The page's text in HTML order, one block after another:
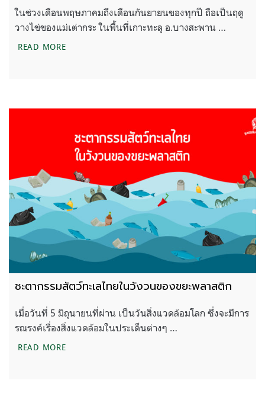
ในช่วงเดือนพฤษภาคมถึงเดือนกันยายนของทุกปี ถือเป็นฤดู
วางไข่ของแม่เต่ากระ ในพื้นที่เกาะทะลุ อ.บางสะพาน …
READ MOREแม่เต่ากระขึ้นวางไข่เป็นรังที่ 6 รังที่ 4 และ 5 พบเป็น
ชะตากรรมสัตว์ทะเลไทยในวังวนของขยะพลาสติก
เมื่อวันที่ 5 มิถุนายนที่ผ่าน เป็นวันสิ่งแวดล้อมโลก ซึ่งจะมีการ
รณรงค์เรื่องสิ่งแวดล้อมในประเด็นต่างๆ …
READ MOREชะตากรรมสัตว์ทะเลไทยในวังวนของขยะพลาสติก